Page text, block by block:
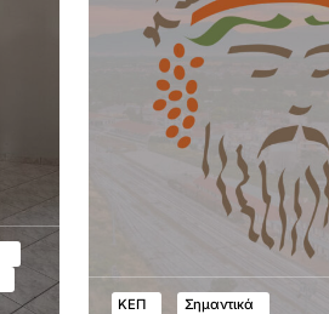
ΚΕΠ Σημαντικά